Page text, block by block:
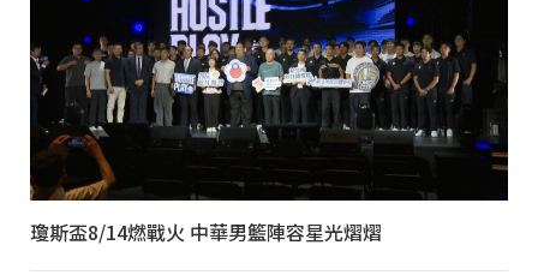
瓊斯盃8/14燃戰火 中華男籃陣容星光熠熠